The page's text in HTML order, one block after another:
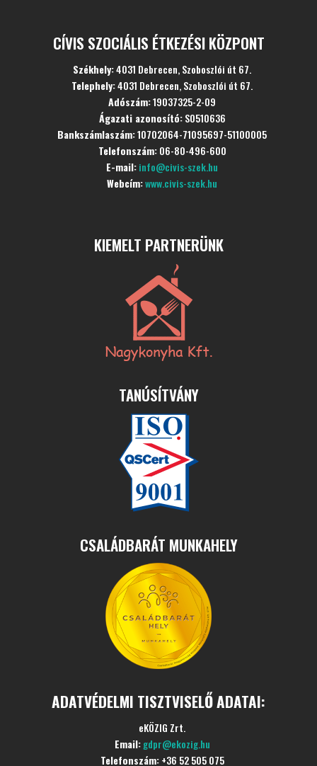
CÍVIS SZOCIÁLIS ÉTKEZÉSI KÖZPONT
Székhely:4031 Debrecen, Szoboszlói út 67.
Telephely:4031 Debrecen, Szoboszlói út 67.
Adószám:19037325-2-09
Ágazati azonosító:S0510636
Bankszámlaszám:10702064-71095697-51100005
Telefonszám:06-80-496-600
E-mail:info@civis-szek.hu
Webcím:www.civis-szek.hu
KIEMELT PARTNERÜNK
TANÚSÍTVÁNY
CSALÁDBARÁT MUNKAHELY
ADATVÉDELMI TISZTVISELŐ ADATAI:
eKÖZIG Zrt.
Email: gdpr@ekozig.hu
Telefonszám:+36 52 505 075